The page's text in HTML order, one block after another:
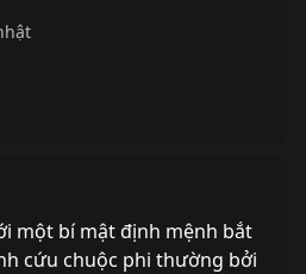
một bí mật định mệnh bắt
cứu chuộc phi thường bởi